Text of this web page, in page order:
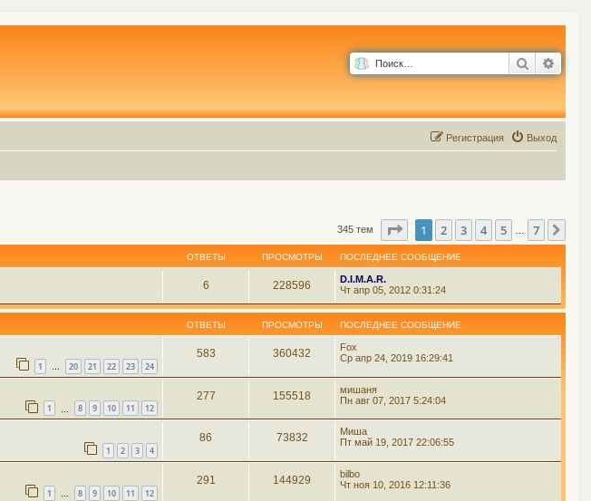
Поиск
Выход
Регистрация
345 тем Страница1 из
1 2 3 4 5 7
ОТВЕТЫ ПРОСМОТРЫ ПОСЛЕДНЕЕ СООБЩЕНИЕ
6 228596
D.I.M.A.R.
Чт апр 05, 2012 0:31:24
ОТВЕТЫ ПРОСМОТРЫ ПОСЛЕДНЕЕ СООБЩЕНИЕ
1 … 20 21 22 23 24
583 360432
Fox
Ср апр 24, 2019 16:29:41
1 8 9 10 11 12
277 155518
мишаня
Пн авг 07, 2017 5:24:04
1 2 3 4
86 73832
Миша
Пт май 19, 2017 22:06:55
1 … 8 9 10 11 12
291 144929
bilbo
Чт ноя 10, 2016 12:11:36